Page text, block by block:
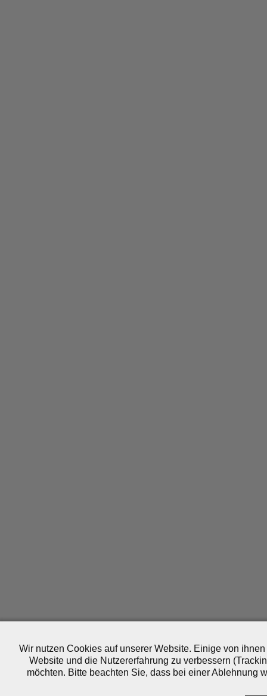
Wir nutzen Cookies auf unserer Website. Einige von
Website und die Nutzererfahrung zu verbessern
möchten. Bitte beachten Sie, dass bei einer Ablehnung